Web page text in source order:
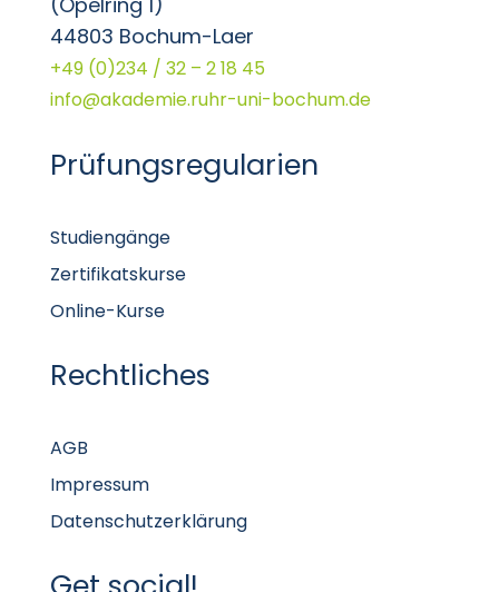
44803 Bochum-Laer
+49 (0)234 / 32 – 2 18 45
info@akademie.ruhr-uni-bochum.de
Prüfungsregularien
Studiengänge
Zertifikatskurse
Online-Kurse
Rechtliches
AGB
Impressum
Datenschutzerklärung